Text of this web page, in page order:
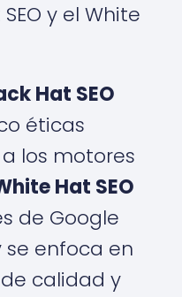
y el White
Hat SEO
éticas
los motores
Hat SEO
de Google
enfoca en
calidad y